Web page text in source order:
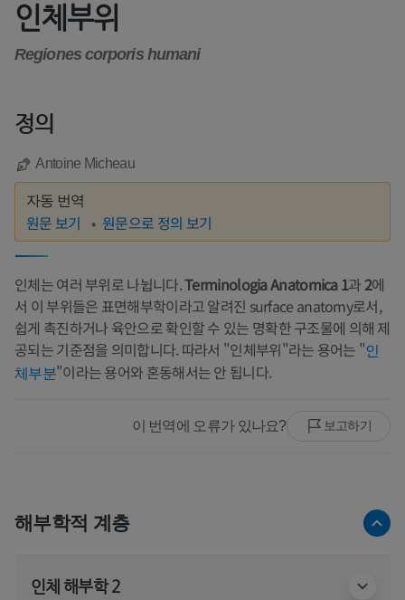
인체부위
Regiones corporis humani
정의
Antoine Micheau
자동 번역
원문 보기 원문으로 정의 보기
인체는 여러 부위로 나뉩니다.Terminologia Anatomica 1과 2에
서 이 부위들은 표면해부학이라고 알려진 surface anatomy로서,
쉽게 촉진하거나 육안으로 확인할 수 있는 명확한 구조물에 의해 제
공되는 기준점을 의미합니다. 따라서 "인체부위"라는 용어는 "인
체부분"이라는 용어와 혼동해서는 안 됩니다.
이 번역에 오류가 있나요? 보고하기
해부학적 계층
인체 해부학 2